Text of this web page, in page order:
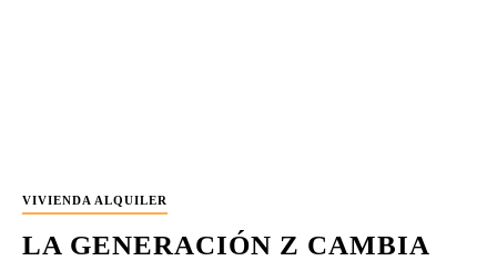
VIVIENDA ALQUILER
LA GENERACIÓN Z CAMBIA